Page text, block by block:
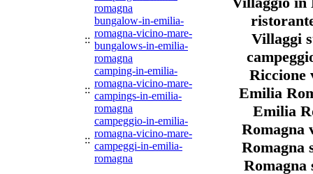
romagna
::
bungalow-in-emilia-
romagna-vicino-mare-
bungalows-in-emilia-
romagna
::
camping-in-emilia-
romagna-vicino-mare-
campings-in-emilia-
romagna
::
campeggio-in-emilia-
romagna-vicino-mare-
campeggi-in-emilia-
romagna
Villaggi
Riccione
Emilia
Emilia
Romagna
Romagna